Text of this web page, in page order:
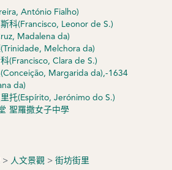
António Fialho)
科(Francisco, Leonor de S.)
Madalena da)
Melchora da)
(Francisco, Clara de S.)
Margarida da),-1634
da)
托(Espírito, Jerónimo do S.)
聖羅撒女子中學
> 人文景觀 > 街坊街里